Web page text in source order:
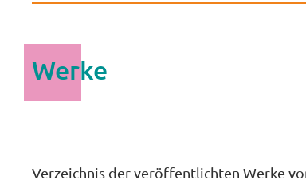
Werke
Verzeichnis der veröffentlichten Werke